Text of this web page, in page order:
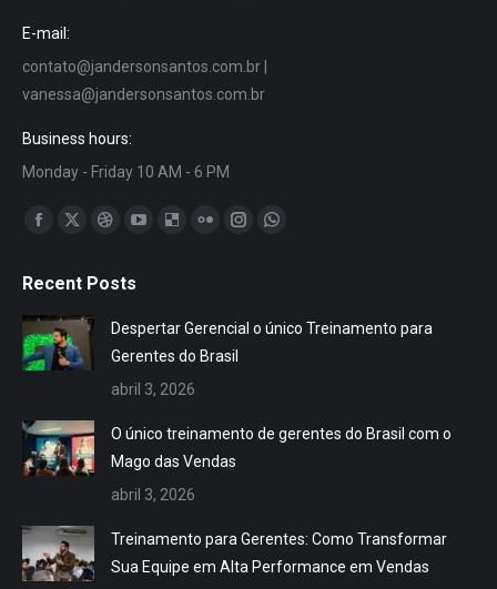
E-mail:
contato@jandersonsantos.com.br
vanessa@jandersonsantos.com.br
Business hours:
Monday - Friday 10 AM - 6 PM
Encontre-nos em:
Facebook
opens
in
new
opens
in
new
Dribbble
opens
in
new
new
Delicious
new
Flickr
new
Instagram
in
Whatsapp
in
Recent Posts
Despertar Gerencial o único Treinamento para
Gerentes do Brasil
abril 3, 2026
O único treinamento de gerentes do Brasil com o
Mago das Vendas
abril 3, 2026
Treinamento para Gerentes: Como Transformar
Sua Equipe em Alta Performance em Vendas